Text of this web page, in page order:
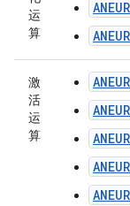
运
算
激
活
运
算